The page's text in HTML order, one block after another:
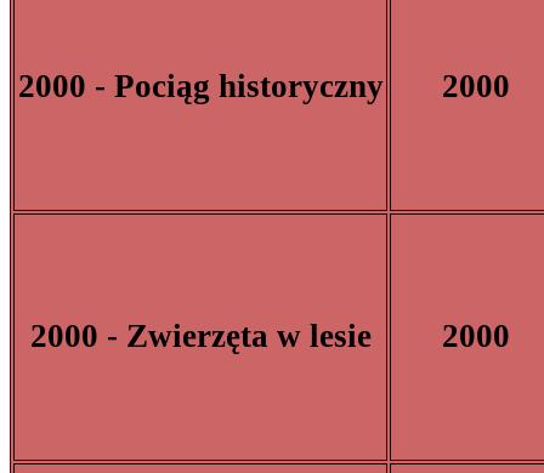
2000 - Pociąg historyczny 2000
2000 - Zwierzęta w lesie 2000